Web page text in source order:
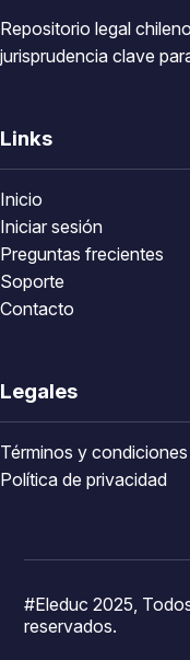
Repositorio legal
jurisprudencia clave
Links
Inicio
Iniciar sesión
Preguntas frecientes
Soporte
Contacto
Legales
Términos y condiciones
Política de privacidad
#Eleduc 2025,
reservados.